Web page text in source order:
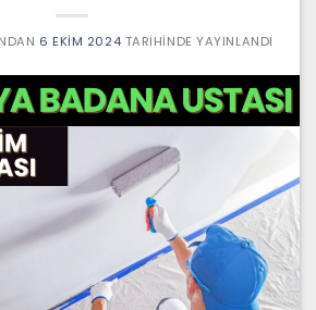
6 EKIM 2024 TARIHINDE YAYINLANDI